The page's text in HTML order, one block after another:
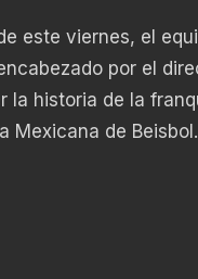
este viernes, el
por el
la historia de la
Mexicana de Beisbol.